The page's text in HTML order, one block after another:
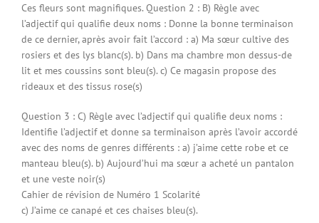
Ces fleurs sont magnifiques. Question 2 : B) Règle avec
l’adjectif qui qualifie deux noms : Donne la bonne terminaison
de ce dernier, après avoir fait l’accord : a) Ma sœur cultive des
rosiers et des lys blanc(s). b) Dans ma chambre mon dessus-de
lit et mes coussins sont bleu(s). c) Ce magasin propose des
rideaux et des tissus rose(s)
Question 3 : C) Règle avec l’adjectif qui qualifie deux noms :
Identifie l’adjectif et donne sa terminaison après l’avoir accordé
avec des noms de genres différents : a) j’aime cette robe et ce
manteau bleu(s). b) Aujourd’hui ma sœur a acheté un pantalon
et une veste noir(s)
Cahier de révision de Numéro 1 Scolarité
c) J’aime ce canapé et ces chaises bleu(s).